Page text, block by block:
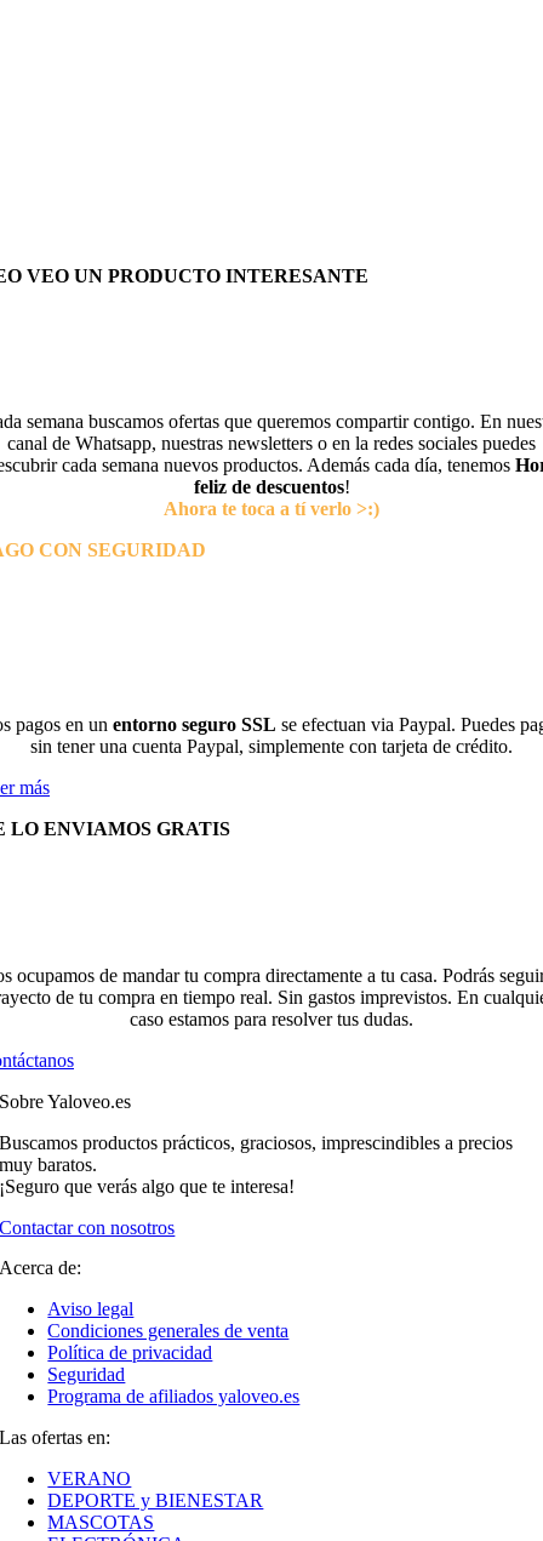
VEO UN PRODUCTO INTERESANTE
semana buscamos ofertas que queremos compartir contigo. En
canal de Whatsapp, nuestras newsletters o en la redes sociales puedes
cada semana nuevos productos. Además cada día, tenemos
feliz de descuentos!
Ahora te toca a tí verlo >:)
CON SEGURIDAD
pagos en un entorno seguro SSL se efectuan via Paypal. Puedes
sin tener una cuenta Paypal, simplemente con tarjeta de crédito.
más
LO ENVIAMOS GRATIS
ocupamos de mandar tu compra directamente a tu casa. Podrás
de tu compra en tiempo real. Sin gastos imprevistos. En
caso estamos para resolver tus dudas.
Sobre Yaloveo.es
Buscamos productos prácticos, graciosos, imprescindibles a precios
muy baratos.
¡Seguro que verás algo que te interesa!
Contactar con nosotros
Acerca de:
Aviso legal
Condiciones generales de venta
Política de privacidad
Seguridad
Programa de afiliados yaloveo.es
Las ofertas en:
VERANO
DEPORTE y BIENESTAR
MASCOTAS